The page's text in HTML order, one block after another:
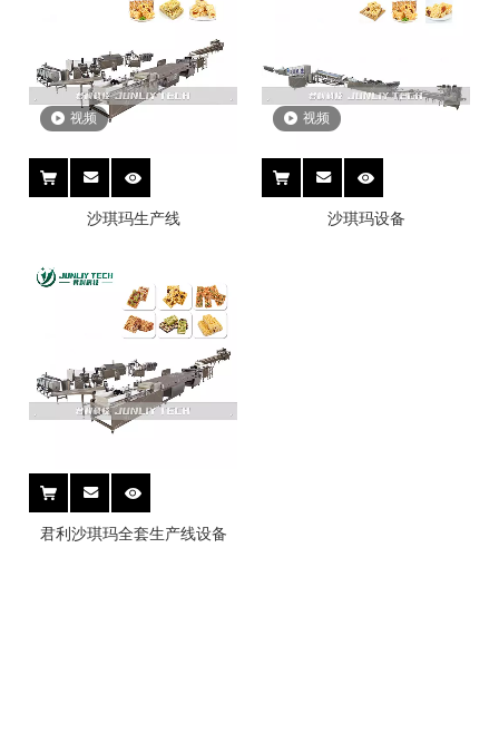
视频
沙琪玛生产线
视频
沙琪玛设备
君利沙琪玛全套生产线设备